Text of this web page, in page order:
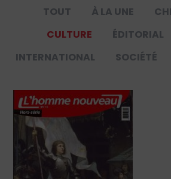
TOUT À LA UNE
CULTURE
ÉDITORIAL
INTERNATIONAL
SOCIÉTÉ